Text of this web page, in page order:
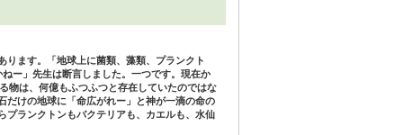
ます。「地球上に菌類、藻類、プランクト
ー」先生は断言しました。一つです。現在か
物は、何億もふつふつと存在していたのではな
けの地球に「命広がれー」と神が一滴の命の
プランクトンもバクテリアも、カエルも、水仙